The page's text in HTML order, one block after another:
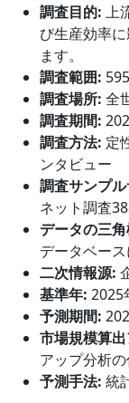
調査目的: 上
び生産効率
ます。
調査範囲:
調査場所: 全
調査期間:
調査方法: 定
ンタビュー
調査サンプ
ネット調査
データの三
データベー
二次情報源:
基準年: 2025
予測期間:
市場規模算
アップ分析
予測手法: 統